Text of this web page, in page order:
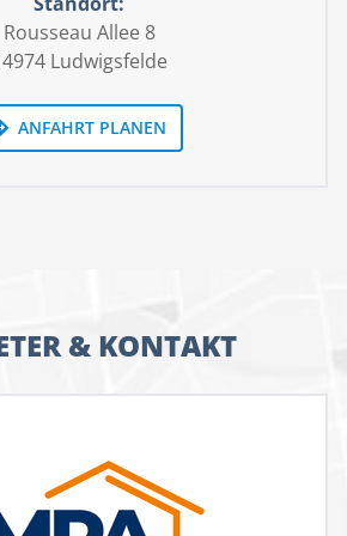
das Gefühl, dass das Wohnen
beginnt. Eine eingebaute
für angenehme Wärme im
für Einkäufe und
die praktische Speise direkt
und der Technikraum. Über
Gefühl, die Natur verschmelze
grenzenlose Gefühl wird
im Haus, wie die teils aus Glas
lässt Grenzen verschmelzen
bieten die großzügigen
Rousseau Allee 8
Ludwigsfelde
ANFAHRT PLANEN
& KONTAKT